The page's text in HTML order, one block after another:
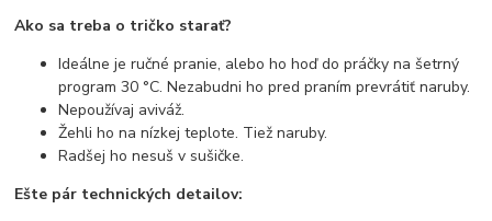
Ako sa treba o tričko starať?
Ideálne je ručné pranie, alebo ho hoď do práčky na šetrný
program 30 °C. Nezabudni ho pred praním prevrátiť naruby.
Nepoužívaj aviváž.
Žehli ho na nízkej teplote. Tiež naruby.
Radšej ho nesuš v sušičke.
Ešte pár technických detailov: